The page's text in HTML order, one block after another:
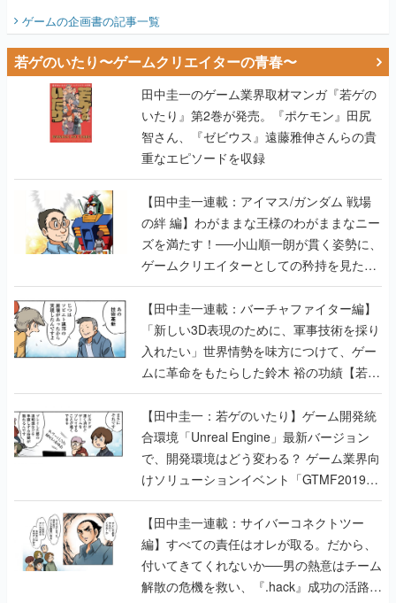
ゲームの企画書の記事一覧
若ゲのいたり〜ゲームクリエイターの青春〜
田中圭一のゲーム業界取材マンガ『若ゲの
いたり』第2巻が発売。『ポケモン』田尻
智さん、『ゼビウス』遠藤雅伸さんらの貴
重なエピソードを収録
【田中圭一連載：アイマス/ガンダム 戦場
の絆 編】わがままな王様のわがままなニー
ズを満たす！──小山順一朗が貫く姿勢に、
ゲームクリエイターとしての矜持を見た
【若ゲのいたり最終回】
【田中圭一連載：バーチャファイター編】
「新しい3D表現のために、軍事技術を採り
入れたい」世界情勢を味方につけて、ゲー
ムに革命をもたらした鈴木 裕の功績【若ゲ
のいたり】
【田中圭一：若ゲのいたり】ゲーム開発統
合環境「Unreal Engine」最新バージョン
で、開発環境はどう変わる？ ゲーム業界向
けソリューションイベント「GTMF2019」
に行って、より理解を深めよう【PR】
【田中圭一連載：サイバーコネクトツー
編】すべての責任はオレが取る。だから、
付いてきてくれないか──男の熱意はチーム
解散の危機を救い、『.hack』成功の活路を